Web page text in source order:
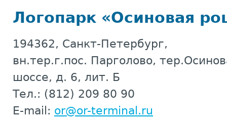
Логопарк «Осиновая
194362, Санкт-Петербург,
вн.тер.г.пос. Парголово,
шоссе, д. 6, лит. Б
Тел.: (812) 209 80 90
E-mail: or@or-terminal.ru